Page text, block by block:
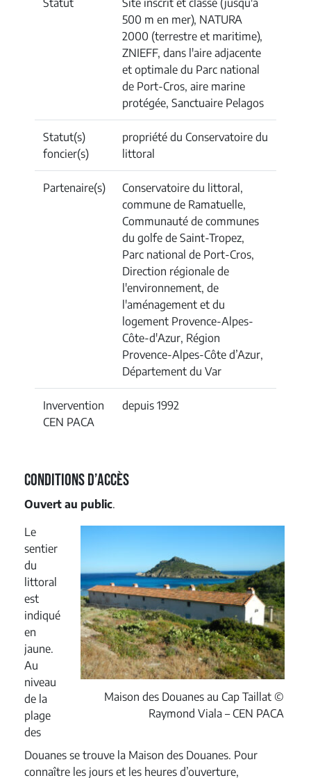
500 m en mer), NATURA
2000 (terrestre et maritime),
ZNIEFF, dans l'aire adjacente
et optimale du Parc national
de Port-Cros, aire marine
protégée, Sanctuaire Pelagos
Statut(s)
foncier(s)
propriété du Conservatoire du
littoral
Partenaire(s)
Conservatoire du littoral,
commune de Ramatuelle,
Communauté de communes
du golfe de Saint-Tropez,
Parc national de Port-Cros,
Direction régionale de
l'environnement, de
l'aménagement et du
logement Provence-Alpes-
Côte-d'Azur, Région
Provence-Alpes-Côte d’Azur,
Département du Var
Invervention
CEN PACA
depuis 1992
Conditions d’accès
Ouvert au public.
Maison des Douanes au Cap Taillat ©
Raymond Viala – CEN PACA
Le
sentier
du
littoral
est
indiqué
en
jaune.
Au
niveau
de la
plage
des
Douanes se trouve la Maison des Douanes. Pour
connaître les jours et les heures d’ouverture,